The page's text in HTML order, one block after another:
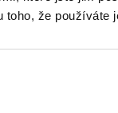
toho, že používáte